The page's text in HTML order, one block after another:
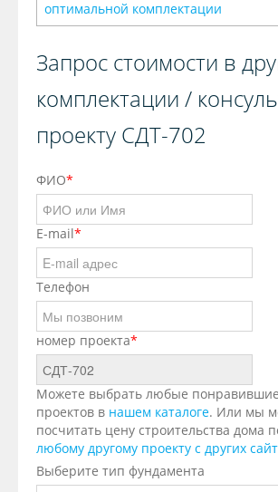
оптимальной комплектации
Запрос стоимости в
комплектации /
проекту СДТ-702
ФИО*
E-mail*
Телефон
номер проекта*
Можете выбрать любые
проектов в нашем каталоге. Или мы
посчитать цену строительства дома
любому другому проекту с других
Выберите тип фундамента